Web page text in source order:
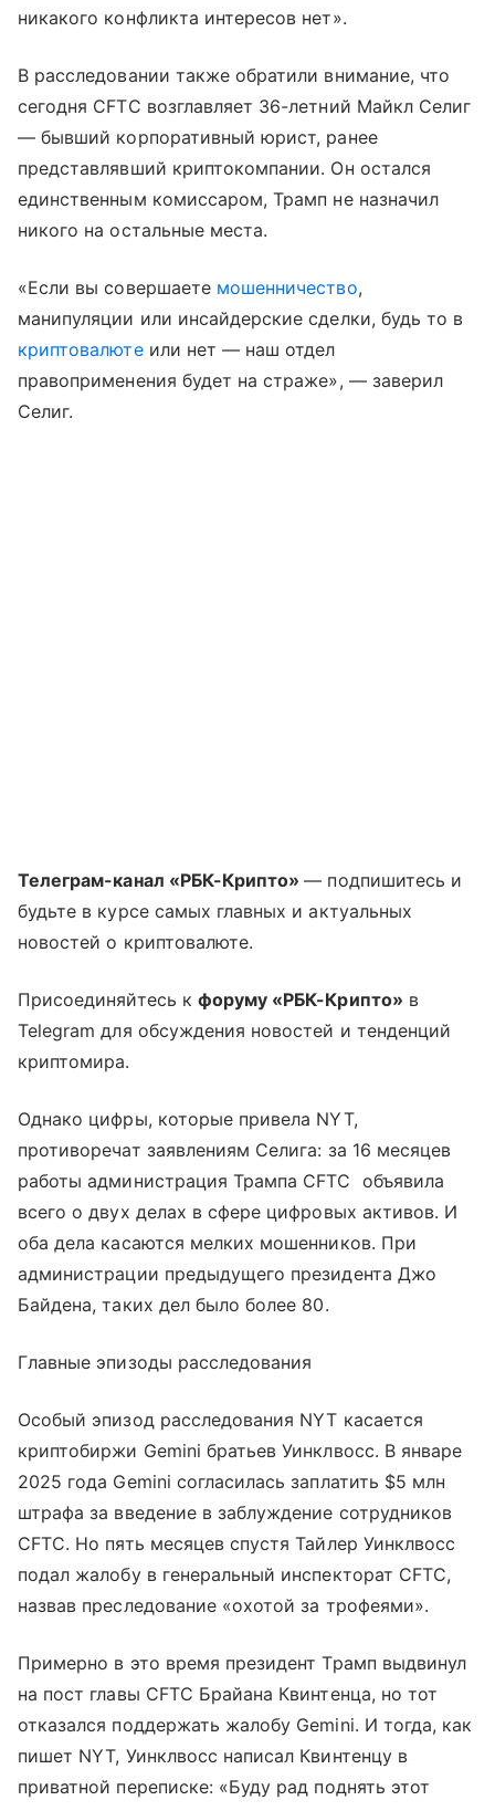
никакого конфликта интересов нет».
В расследовании также обратили внимание, что
сегодня CFTC возглавляет 36-летний Майкл Селиг
— бывший корпоративный юрист, ранее
представлявший криптокомпании. Он остался
единственным комиссаром, Трамп не назначил
никого на остальные места.
«Если вы совершаете мошенничество,
манипуляции или инсайдерские сделки, будь то в
криптовалютеили нет — наш отдел
правоприменения будет на страже», — заверил
Селиг.
Телеграм-канал «РБК-Крипто»— подпишитесь и
будьте в курсе самых главных и актуальных
новостей о криптовалюте.
Присоединяйтесь к форуму «РБК-Крипто» в
Telegram для обсуждения новостей и тенденций
криптомира.
Однако цифры, которые привела NYT,
противоречат заявлениям Селига: за 16 месяцев
работы администрация Трампа CFTC объявила
всего о двух делах в сфере цифровых активов. И
оба дела касаются мелких мошенников. При
администрации предыдущего президента Джо
Байдена, таких дел было более 80.
Главные эпизоды расследования
Особый эпизод расследования NYT касается
криптобиржи Gemini братьев Уинклвосс. В январе
2025 года Gemini согласилась заплатить $5 млн
штрафа за введение в заблуждение сотрудников
CFTC. Но пять месяцев спустя Тайлер Уинклвосс
подал жалобу в генеральный инспекторат CFTC,
назвав преследование «охотой за трофеями».
Примерно в это время президент Трамп выдвинул
на пост главы CFTC Брайана Квинтенца, но тот
отказался поддержать жалобу Gemini. И тогда, как
пишет NYT, Уинклвосс написал Квинтенцу в
приватной переписке: «Буду рад поднять этот